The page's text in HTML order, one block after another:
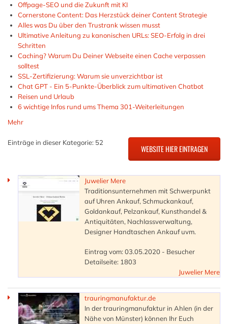
Offpage-SEO und die Zukunft mit KI
Cornerstone Content: Das Herzstück deiner Content Strategie
Alles was Du über den Trustrank wissen musst
Ultimative Anleitung zu kanonischen URLs: SEO-Erfolg in drei
Schritten
Caching? Warum Du Deiner Webseite einen Cache verpassen
solltest
SSL-Zertifizierung: Warum sie unverzichtbar ist
Chat GPT - Ein 5-Punkte-Überblick zum ultimativen Chatbot
Reisen und Urlaub
6 wichtige Infos rund ums Thema 301-Weiterleitungen
Mehr
Einträge in dieser Kategorie: 52
Juwelier Mere
Traditionsunternehmen mit Schwerpunkt
auf Uhren Ankauf, Schmuckankauf,
Goldankauf, Pelzankauf, Kunsthandel &
Antiquitäten, Nachlassverwaltung,
Designer Handtaschen Ankauf uvm.
Eintrag vom: 03.05.2020 - Besucher
Detailseite: 1803
Juwelier Mere
trauringmanufaktur.de
In der trauringmanufaktur in Ahlen (in der
Nähe von Münster) können Ihr Euch